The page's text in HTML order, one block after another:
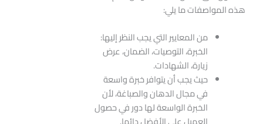
هذه المواصفات ما يلي:
من المعايير التي يجب النظر إليها:
الخبرة، التوصيات، الضمان، عرض
زيارة، الشهادات.
حيث يجب أن يتوافر خبرة واسعة
في مجال الدهان والصباغة، لأن
الخبرة الواسعة لها دور في حصول